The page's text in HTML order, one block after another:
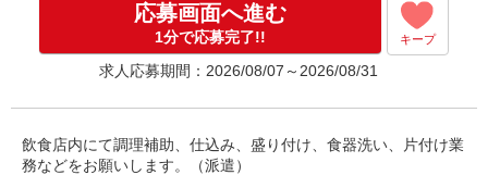
応募画面へ進む
1分で応募完了!! キープ
求人応募期間：2026/08/07～2026/08/31
飲食店内にて調理補助、仕込み、盛り付け、食器洗い、片付け業
務などをお願いします。（派遣）